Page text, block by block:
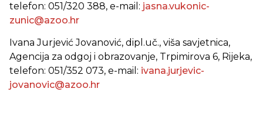
telefon: 051/320 388, e-mail: jasna.vukonic-
zunic@azoo.hr
Ivana Jurjević Jovanović, dipl.uč., viša savjetnica,
Agencija za odgoj i obrazovanje, Trpimirova 6, Rijeka,
telefon: 051/352 073, e-mail: ivana.jurjevic-
jovanovic@azoo.hr